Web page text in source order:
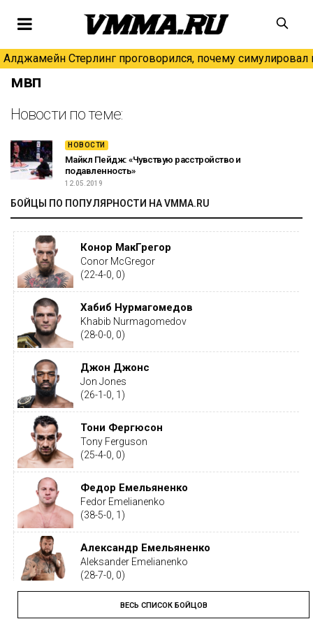
Алджамейн Стерлинг проговорился, почему симулировал
мвп
Новости по теме:
НОВОСТИ
Майкл Пейдж: «Чувствую расстройство и
подавленность»
12.05.2019
БОЙЦЫ ПО ПОПУЛЯРНОСТИ НА VMMA.RU
Конор МакГрегор
Conor McGregor
(22-4-0, 0)
Хабиб Нурмагомедов
Khabib Nurmagomedov
(28-0-0, 0)
Джон Джонс
Jon Jones
(26-1-0, 1)
Тони Фергюсон
Tony Ferguson
(25-4-0, 0)
Федор Емельяненко
Fedor Emelianenko
(38-5-0, 1)
Александр Емельяненко
Aleksander Emelianenko
(28-7-0, 0)
Тайрон Вудли
Tyron Woodley
ВЕСЬ СПИСОК БОЙЦОВ